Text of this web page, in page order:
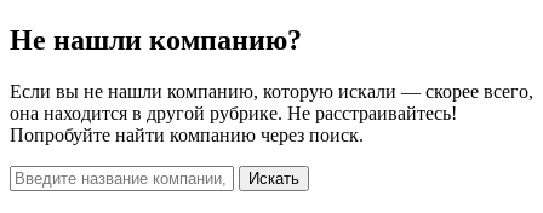
Не нашли компанию?
Если вы не нашли компанию, которую искали — скорее всего,
она находится в другой рубрике. Не расстраивайтесь!
Попробуйте найти компанию через поиск.
Искать